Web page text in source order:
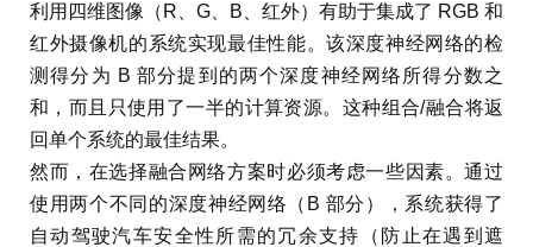
利用四维图像（R、G、B、红外）有助于集成了 RGB 和
红外摄像机的系统实现最佳性能。该深度神经网络的检
测得分为 B 部分提到的两个深度神经网络所得分数之
和，而且只使用了一半的计算资源。这种组合/融合将返
回单个系统的最佳结果。
然而，在选择融合网络方案时必须考虑一些因素。通过
使用两个不同的深度神经网络（B 部分），系统获得了
自动驾驶汽车安全性所需的冗余支持（防止在遇到遮